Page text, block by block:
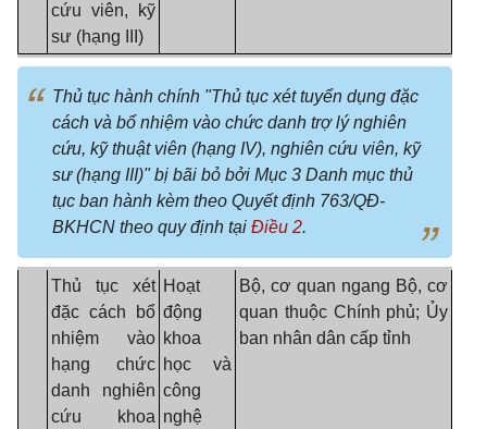
cứu viên, kỹ
sư (hạng III)
Thủ tục hành chính "Thủ tục xét tuyển dụng đặc
cách và bổ nhiệm vào chức danh trợ lý nghiên
cứu, kỹ thuật viên (hạng IV), nghiên cứu viên, kỹ
sư (hạng III)" bị bãi bỏ bởi Mục 3 Danh mục thủ
tục ban hành kèm theo Quyết định 763/QĐ-
BKHCN theo quy định tại Điều 2.
Thủ tục xét
đặc cách bổ
nhiệm vào
hạng chức
danh nghiên
cứu khoa
Hoạt
động
khoa
học và
công
nghệ
Bộ, cơ quan ngang Bộ, cơ
quan thuộc Chính phủ; Ủy
ban nhân dân cấp tỉnh